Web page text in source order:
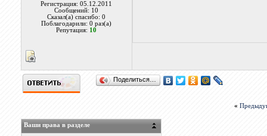
Регистрация: 05.12.2011
Сообщений: 10
Сказал(а) спасибо: 0
Поблагодарили: 0 раз(а)
Репутация: 10
Поделиться…
«
Ваши права в разделе